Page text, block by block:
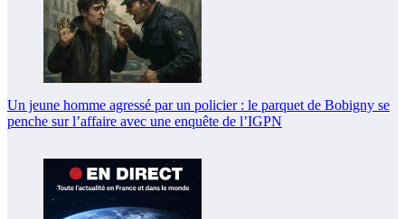
Un jeune homme agressé par un policier : le parquet de Bobigny se
penche sur l’affaire avec une enquête de l’IGPN